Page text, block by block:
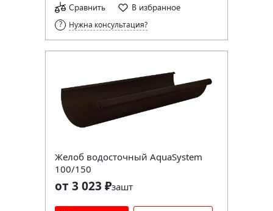
Сравнить В избранное
Нужна консультация?
Желоб водосточный AquaSystem
100/150
от 3 023 ₽зашт